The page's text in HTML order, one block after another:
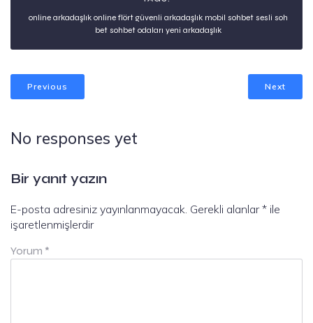
online arkadaşlık online flört güvenli arkadaşlık mobil sohbet sesli soh
bet sohbet odaları yeni arkadaşlık
Previous Next
No responses yet
Bir yanıt yazın
E-posta adresiniz yayınlanmayacak. Gerekli alanlar* ile
işaretlenmişlerdir
Yorum *